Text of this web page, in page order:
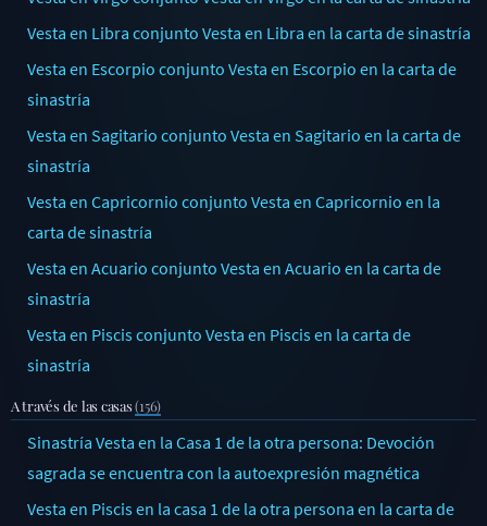
Vesta en Libra conjunto Vesta en Libra en la carta de sinastría
Vesta en Escorpio conjunto Vesta en Escorpio en la carta de
sinastría
Vesta en Sagitario conjunto Vesta en Sagitario en la carta de
sinastría
Vesta en Capricornio conjunto Vesta en Capricornio en la
carta de sinastría
Vesta en Acuario conjunto Vesta en Acuario en la carta de
sinastría
Vesta en Piscis conjunto Vesta en Piscis en la carta de
sinastría
A través de las casas(156)
Sinastría Vesta en la Casa 1 de la otra persona: Devoción
sagrada se encuentra con la autoexpresión magnética
Vesta en Piscis en la casa 1 de la otra persona en la carta de